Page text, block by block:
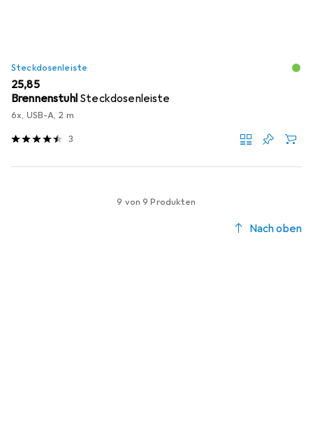
Steckdosenleiste
EUR
25,85
Brennenstuhl Steckdosenleiste
6x, USB-A, 2 m
3
9 von 9 Produkten
Nach oben